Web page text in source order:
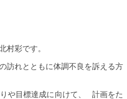
村彩です。
訪れとともに体調不良を訴える方
や目標達成に向けて、 計画をた